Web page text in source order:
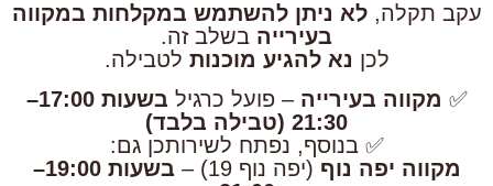
עקב תקלה,לא ניתן להשתמש במקלחות במקווה
בעירייה בשלב זה.
לכן נא להגיע מוכנות לטבילה.
✅ מקווה בעירייה – פועל כרגיל
בשעות 17:00–
21:30 (טבילה בלבד)
✅ בנוסף, נפתח לשירותכן גם:
מקווה יפה נוף (יפה נוף 19) –
בשעות 19:00–